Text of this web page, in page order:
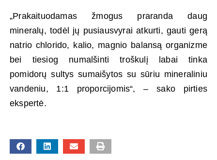
„Prakaituodamas žmogus praranda daug
mineralų, todėl jų pusiausvyrai atkurti, gauti gerą
natrio chlorido, kalio, magnio balansą organizme
bei tiesiog numalšinti troškulį labai tinka
pomidorų sultys sumaišytos su sūriu mineraliniu
vandeniu, 1:1 proporcijomis“, – sako pirties
ekspertė.